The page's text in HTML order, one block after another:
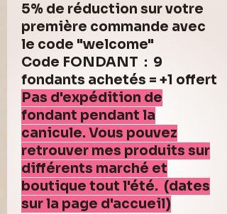
5% de réduction sur votre
première commande avec
le code "welcome"
Code FONDANT : 9
fondants achetés = +1 offert
Pas d'expédition de
fondant pendant la
canicule. Vous pouvez
retrouver mes produits sur
différents marché et
boutique tout l'été. (dates
sur la page d'accueil)